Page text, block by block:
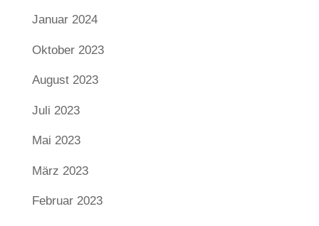
Januar 2024
Oktober 2023
August 2023
Juli 2023
Mai 2023
März 2023
Februar 2023